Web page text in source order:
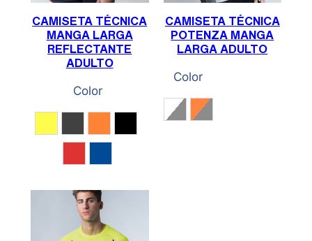
CAMISETA TÉCNICA
MANGA LARGA
REFLECTANTE
ADULTO
Color
Amarillo Fluor
Gris Antracita
Naranja fluor
Negro
RojoRoyal
CAMISETA TÉCNICA
POTENZA MANGA
LARGA ADULTO
Color
Blanco / Gris
Naranja Fluor / Gris